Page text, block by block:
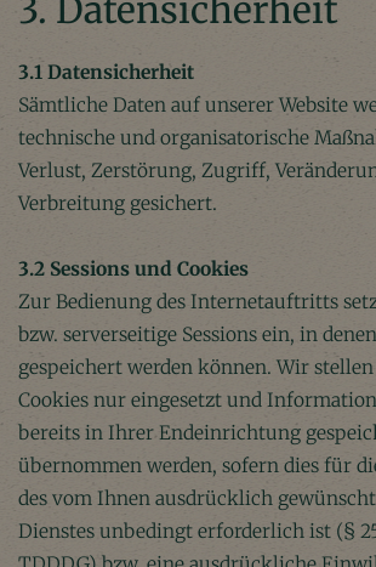
3. Datensicherheit
3.1 Datensicherheit
Sämtliche Daten auf unserer Website
technische und organisatorische
Verlust, Zerstörung, Zugriff,
Verbreitung gesichert.
3.2 Sessions und Cookies
Zur Bedienung des Internetauftritts
bzw. serverseitige Sessions ein, in
gespeichert werden können. Wir stellen
Cookies nur eingesetzt und
bereits in Ihrer Endeinrichtung
übernommen werden, sofern dies für
des vom Ihnen ausdrücklich
Dienstes unbedingt erforderlich ist (§